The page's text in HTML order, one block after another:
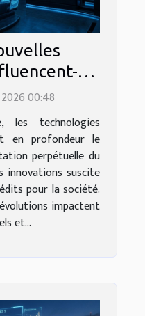
?
00:48
les technologies
en profondeur le
perpétuelle du
innovations suscite
pour la société.
impactent
et...